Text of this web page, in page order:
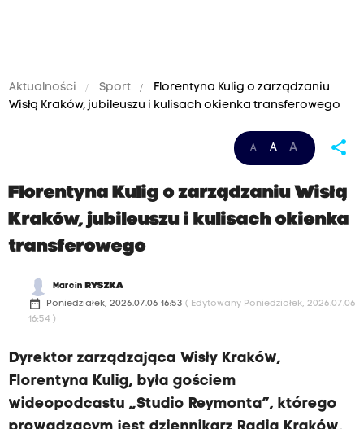
Aktualności Sport
Florentyna Kulig o zarządzaniu
Wisłą Kraków, jubileuszu i kulisach okienka transferowego
A A A share
Florentyna Kulig o zarządzaniu Wisłą
Kraków, jubileuszu i kulisach okienka
transferowego
Marcin RYSZKA
date_range Poniedziałek, 2026.07.06 16:53 ( Edytowany Poniedziałek, 2026.07.06
16:54 )
Dyrektor zarządzająca Wisły Kraków,
Florentyna Kulig, była gościem
wideopodcastu „Studio Reymonta”, którego